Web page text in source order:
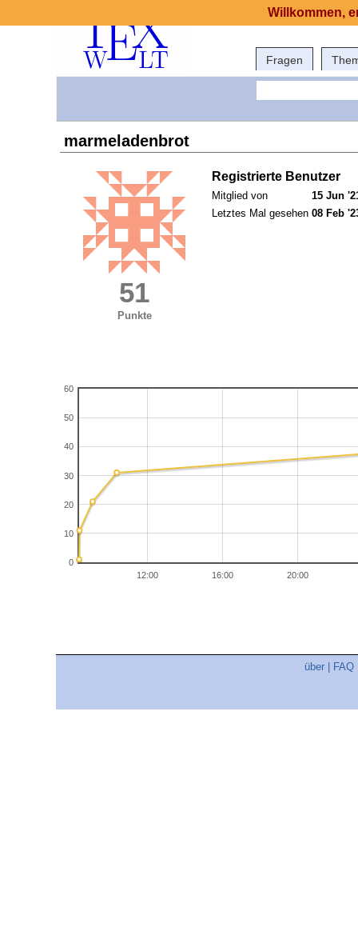
Fragen
marmeladenbrot
51
Punkte
Registrierte Benutzer
Mitglied von
15 Jun
Letztes Mal gesehen 08 Feb
12:00 16:00 20:00
0
10
20
30
40
50
60
über FAQ
Willkommen,